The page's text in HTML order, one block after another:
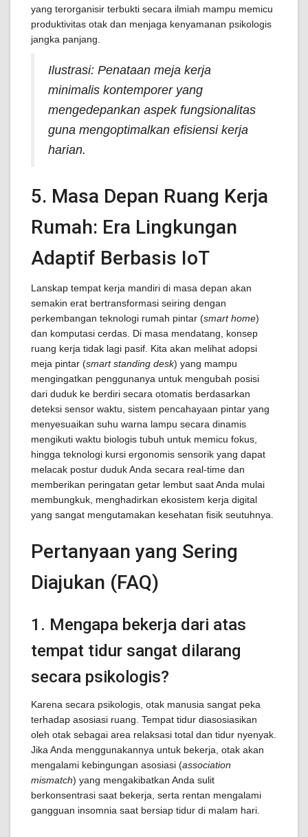
yang terorganisir terbukti secara ilmiah mampu memicu
produktivitas otak dan menjaga kenyamanan psikologis
jangka panjang.
Ilustrasi: Penataan meja kerja
minimalis kontemporer yang
mengedepankan aspek fungsionalitas
guna mengoptimalkan efisiensi kerja
harian.
5. Masa Depan Ruang Kerja
Rumah: Era Lingkungan
Adaptif Berbasis IoT
Lanskap tempat kerja mandiri di masa depan akan
semakin erat bertransformasi seiring dengan
perkembangan teknologi rumah pintar (smart home)
dan komputasi cerdas. Di masa mendatang, konsep
ruang kerja tidak lagi pasif. Kita akan melihat adopsi
meja pintar (smart standing desk) yang mampu
mengingatkan penggunanya untuk mengubah posisi
dari duduk ke berdiri secara otomatis berdasarkan
deteksi sensor waktu, sistem pencahayaan pintar yang
menyesuaikan suhu warna lampu secara dinamis
mengikuti waktu biologis tubuh untuk memicu fokus,
hingga teknologi kursi ergonomis sensorik yang dapat
melacak postur duduk Anda secara real-time dan
memberikan peringatan getar lembut saat Anda mulai
membungkuk, menghadirkan ekosistem kerja digital
yang sangat mengutamakan kesehatan fisik seutuhnya.
Pertanyaan yang Sering
Diajukan (FAQ)
1. Mengapa bekerja dari atas
tempat tidur sangat dilarang
secara psikologis?
Karena secara psikologis, otak manusia sangat peka
terhadap asosiasi ruang. Tempat tidur diasosiasikan
oleh otak sebagai area relaksasi total dan tidur nyenyak.
Jika Anda menggunakannya untuk bekerja, otak akan
mengalami kebingungan asosiasi (association
mismatch) yang mengakibatkan Anda sulit
berkonsentrasi saat bekerja, serta rentan mengalami
gangguan insomnia saat bersiap tidur di malam hari.